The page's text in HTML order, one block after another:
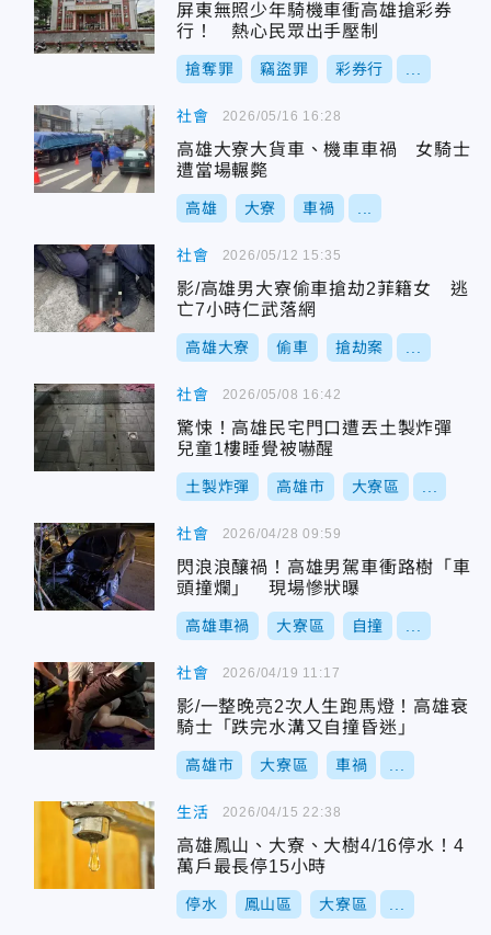
屏東無照少年騎機車衝高雄搶彩券
行！ 熱心民眾出手壓制
搶奪罪 竊盜罪 彩券行
社會
高雄大寮大貨車、機車車禍 女騎士
遭當場輾斃
高雄 大寮 車禍
2026/05/16 16:28
社會
影/高雄男大寮偷車搶劫2菲籍女 逃
亡7小時仁武落網
高雄大寮 偷車 搶劫案
2026/05/12 15:35
社會
驚悚！高雄民宅門口遭丟土製炸彈
兒童1樓睡覺被嚇醒
土製炸彈 高雄市 大寮區
2026/05/08 16:42
社會
閃浪浪釀禍！高雄男駕車衝路樹「車
頭撞爛」 現場慘狀曝
高雄車禍 大寮區 自撞
2026/04/28 09:59
社會
影/一整晚亮2次人生跑馬燈！高雄衰
騎士「跌完水溝又自撞昏迷」
高雄市 大寮區 車禍
2026/04/19 11:17
生活
高雄鳳山、大寮、大樹4/16停水！4
萬戶最長停15小時
停水 鳳山區 大寮區
2026/04/15 22:38